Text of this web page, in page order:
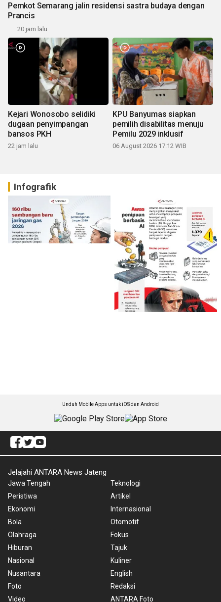
Pemkot Semarang jalin residensi sastra budaya dengan
Prancis
20 jam lalu
Kejari Wonosobo selidiki
dugaan penyimpangan
bansos PKH
22 jam lalu
KPU Banyumas siapkan
pemilih disabilitas menuju
Pemilu 2029 inklusif
06 August 2026 17:12 WIB
Infografik
Unduh Mobile Apps untuk iOS dan Android
Jelajahi ANTARA News Jateng
Jawa Tengah
Peristiwa
Ekonomi
Bola
Olahraga
Hiburan
Nasional
Nusantara
Foto
Video
Teknologi
Artikel
Internasional
Otomotif
Fokus
Tajuk
Kuliner
English
Redaksi
ANTARA Foto